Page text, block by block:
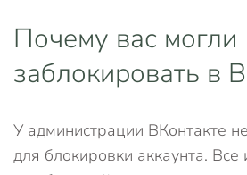
Почему вас могли
заблокировать в
У администрации ВКонтакте
для блокировки аккаунта.